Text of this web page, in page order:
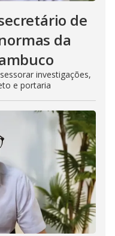
de
da
investigações,
e portaria